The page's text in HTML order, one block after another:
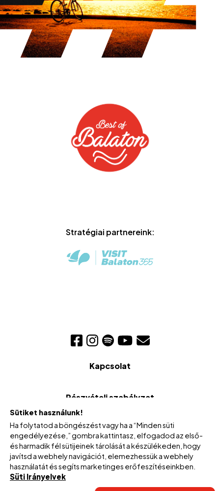
Stratégiai partnereink:
Kapcsolat
Részvételi szabályzat
Cookie szabályzat
Cookie beállítások
Sütiket használunk!
Ha folytatod a böngészést vagy ha a “Minden süti
engedélyezése,” gombra kattintasz, elfogadod az első-
és harmadik fél sütijeinek tárolását a készülékeden, hogy
javítsd a webhely navigációt, elemezhessük a webhely
használatát és segíts marketinges erőfeszítéseinkben.
Süti Irányelvek